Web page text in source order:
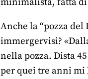
Anche la “pozza del
immergervisi?
nella pozza. Dista
per quei tre anni mi